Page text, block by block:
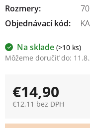
Na sklade (>10 ks)
Môžeme doručiť do:
Rozmery:
Objednávací kód:
€14,90
€12,11 bez DPH
cena: